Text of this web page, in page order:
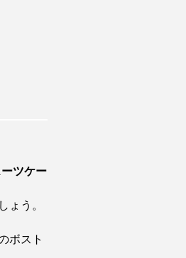
ツケー
ょう。
ボスト